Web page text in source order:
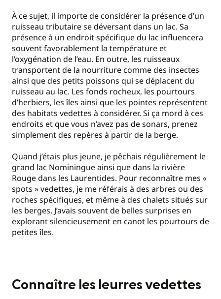
À ce sujet, il importe de considérer la présence d’un
ruisseau tributaire se déversant dans un lac. Sa
présence à un endroit spécifique du lac influencera
souvent favorablement la température et
l’oxygénation de l’eau. En outre, les ruisseaux
transportent de la nourriture comme des insectes
ainsi que des petits poissons qui se déplacent du
ruisseau au lac. Les fonds rocheux, les pourtours
d’herbiers, les îles ainsi que les pointes représentent
des habitats vedettes à considérer. Si ça mord à ces
endroits et que vous n’avez pas de sonars, prenez
simplement des repères à partir de la berge.
Quand j’étais plus jeune, je pêchais régulièrement le
grand lac Nominingue ainsi que dans la rivière
Rouge dans les Laurentides. Pour reconnaître mes «
spots » vedettes, je me référais à des arbres ou des
roches spécifiques, et même à des chalets situés sur
les berges. J’avais souvent de belles surprises en
explorant silencieusement en canot les pourtours de
petites îles.
Connaître les leurres vedettes